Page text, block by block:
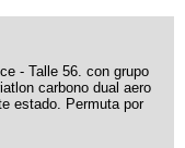
- Talle 56. con grupo
carbono dual aero
estado. Permuta por